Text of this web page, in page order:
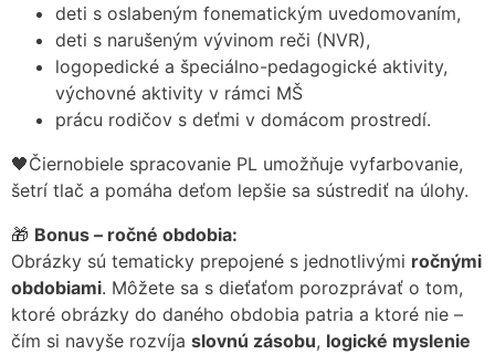
deti s oslabeným fonematickým uvedomovaním,
deti s narušeným vývinom reči (NVR),
logopedické a špeciálno-pedagogické aktivity,
výchovné aktivity v rámci MŠ
prácu rodičov s deťmi v domácom prostredí.
🖤Čiernobiele spracovanie PL umožňuje vyfarbovanie,
šetrí tlač a pomáha deťom lepšie sa sústrediť na úlohy.
🎁 Bonus – ročné obdobia:
Obrázky sú tematicky prepojené s jednotlivými ročnými
obdobiami. Môžete sa s dieťaťom porozprávať o tom,
ktoré obrázky do daného obdobia patria a ktoré nie –
čím si navyše rozvíja slovnú zásobu, logické myslenie